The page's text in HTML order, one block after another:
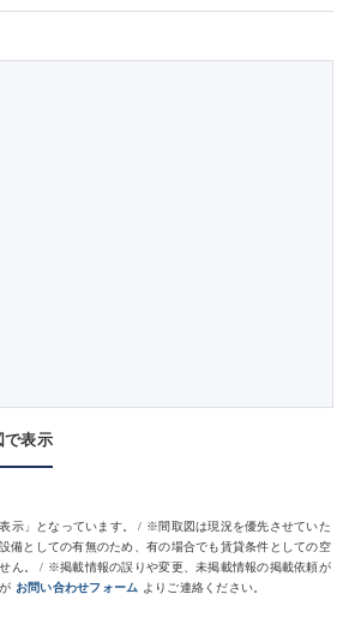
で表示
示」となっています。 / ※間取図は現況を優先させていた
備としての有無のため、有の場合でも賃貸条件としての空
ん。 / ※掲載情報の誤りや変更、未掲載情報の掲載依頼が
お問い合わせフォーム よりご連絡ください。